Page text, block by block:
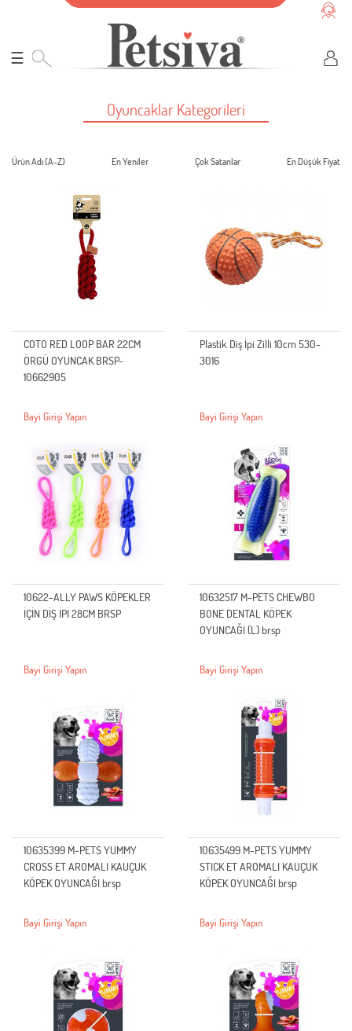
☰
Oyuncaklar Kategorileri
Ürün Adı (A-Z) En Yeniler Çok Satanlar En Düşük Fiyat
COTO RED LOOP BAR 22CM
ÖRGÜ OYUNCAK BRSP-
10662905
Bayi Girişi Yapın
Plastik Diş İpi Zilli 10cm 530-
3016
Bayi Girişi Yapın
10622-ALLY PAWS KÖPEKLER
İÇİN DİŞ İPİ 28CM BRSP
Bayi Girişi Yapın
10632517 M-PETS CHEWBO
BONE DENTAL KÖPEK
OYUNCAĞI (L) brsp
Bayi Girişi Yapın
10635399 M-PETS YUMMY
CROSS ET AROMALI KAUÇUK
KÖPEK OYUNCAĞI brsp
Bayi Girişi Yapın
10635499 M-PETS YUMMY
STICK ET AROMALI KAUÇUK
KÖPEK OYUNCAĞI brsp
Bayi Girişi Yapın